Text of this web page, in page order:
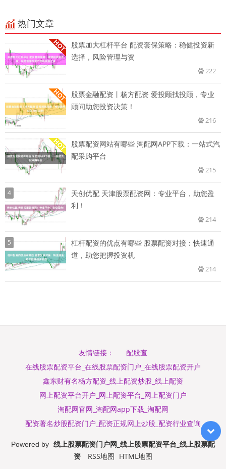
热门文章
股票加大杠杆平台 配资套保策略：稳健投资新
选择，风险管理与资
222
股票金融配资丨杨方配资 爱投顾找投顾，专业
顾问助您投资决策！
216
股票配资网站有哪些 淘配网APP下载：一站式汽
配采购平台
215
4
天创优配 天津股票配资网：专业平台，助您盈
利！
214
5
杠杆配资的优点有哪些 股票配资对接：快速通
道，助您把握投资机
214
友情链接：
配股查
在线股票配资平台_在线股票配资门户_在线股票配资开户
鑫东财有名杨方配资_线上配资炒股_线上配资
网上配资平台开户_网上配资平台_网上配资门户
淘配网官网_淘配网app下载_淘配网
配资著名炒股配资门户_配资正规网上炒股_配资行业查询
Powered by 线上股票配资门户网_线上股票配资平台_线上股票配
资
RSS地图 HTML地图